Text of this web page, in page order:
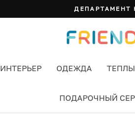
ДЕПАРТАМЕНТ
ИНТЕРЬЕР ОДЕЖДА
ПОДАРОЧНЫЙ